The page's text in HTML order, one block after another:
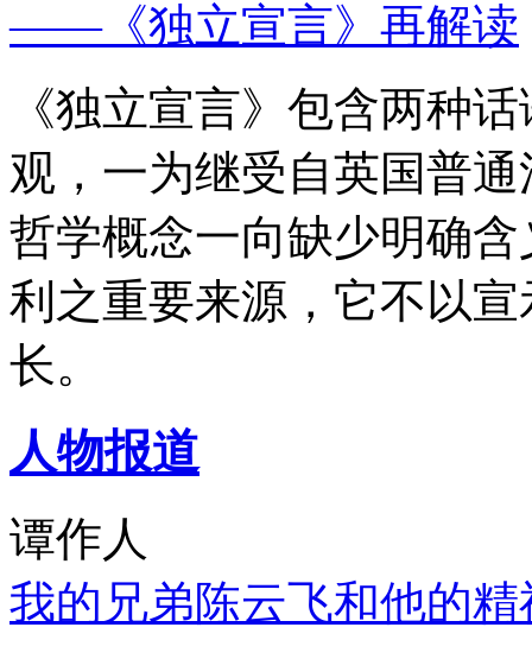
——《独立宣言》再解读
《独立宣言》包含两种
观，一为继受自英国普
哲学概念一向缺少明确
利之重要来源，它不以
长。
人物报道
谭作人
我的兄弟陈云飞和他的